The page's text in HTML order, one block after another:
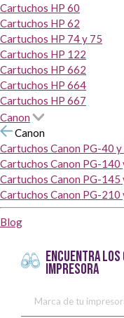
Cartuchos HP 60
Cartuchos HP 62
Cartuchos HP 74 y 75
Cartuchos HP 122
Cartuchos HP 662
Cartuchos HP 664
Cartuchos HP 667
Canon
Canon
Cartuchos Canon PG-40 y
Cartuchos Canon PG-140
Cartuchos Canon PG-145
Cartuchos Canon PG-210
Blog
ENCUENTRA
IMPRESORA